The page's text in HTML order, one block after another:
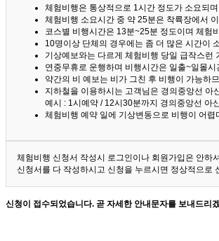
체험비행은 통상적으로 1시간 정도가 소요되
체험비행 소요시간 중 약 25분은 착륙장에서
코스별 비행시간은 13분~25분 정도이며 체험
10명이상 단체의 경우에는 좀 더 많은 시간이
기상예보와는 다르게 체험비행 당일 급작스런
연중무휴로 운행하며 비행시간은 일출~일몰시
약간의 비 예보는 비가 그친 후 비행이 가능하
지하철을 이용하시는 고객님은 경의중앙선
예시 : 1시예약 / 12시30분까지 경의중앙선 아
체험비행 예약 일에 기상변동으로 비행이 어
체험비행 신청서 작성시 로그인이나 회원가입은 안하
신청서를 다 작성하시고 신청을 누르시면 정상적으로
신청이 접수되었습니다. 곧 자세한 안내문자를 보내드리